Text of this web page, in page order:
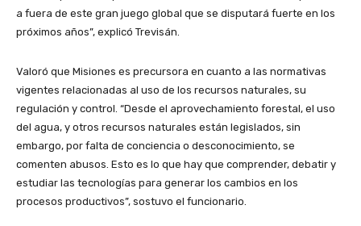
a fuera de este gran juego global que se disputará fuerte en los
próximos años”, explicó Trevisán.
Valoró que Misiones es precursora en cuanto a las normativas
vigentes relacionadas al uso de los recursos naturales, su
regulación y control. “Desde el aprovechamiento forestal, el uso
del agua, y otros recursos naturales están legislados, sin
embargo, por falta de conciencia o desconocimiento, se
comenten abusos. Esto es lo que hay que comprender, debatir y
estudiar las tecnologías para generar los cambios en los
procesos productivos”, sostuvo el funcionario.